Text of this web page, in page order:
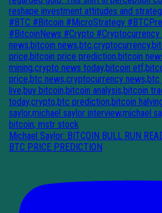
Michael Saylor: BITCOIN BULL RUN
BTC PRICE PREDICTION